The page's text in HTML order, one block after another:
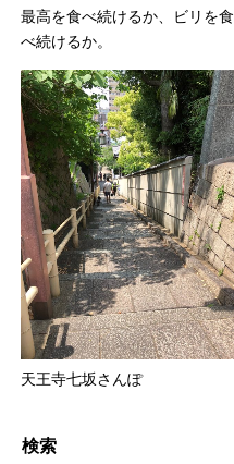
最高を食べ続けるか、ビリを食
べ続けるか。
天王寺七坂さんぽ
検索